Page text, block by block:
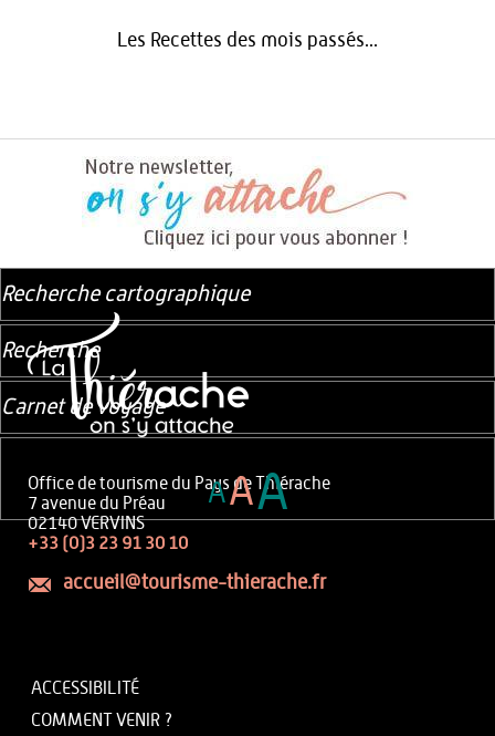
Les Recettes des mois passés...
Office de tourisme du Pays de Thiérache
7 avenue du Préau
02140 VERVINS
+33 (0)3 23 91 30 10
accueil@tourisme-thierache.fr
ACCESSIBILITÉ
COMMENT VENIR ?
Recherche cartographique
Recherche
Carnet de voyage
AAA